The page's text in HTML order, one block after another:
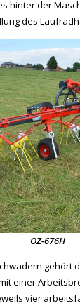
hinter der
des
OZ-676H
gehört
einer
vier